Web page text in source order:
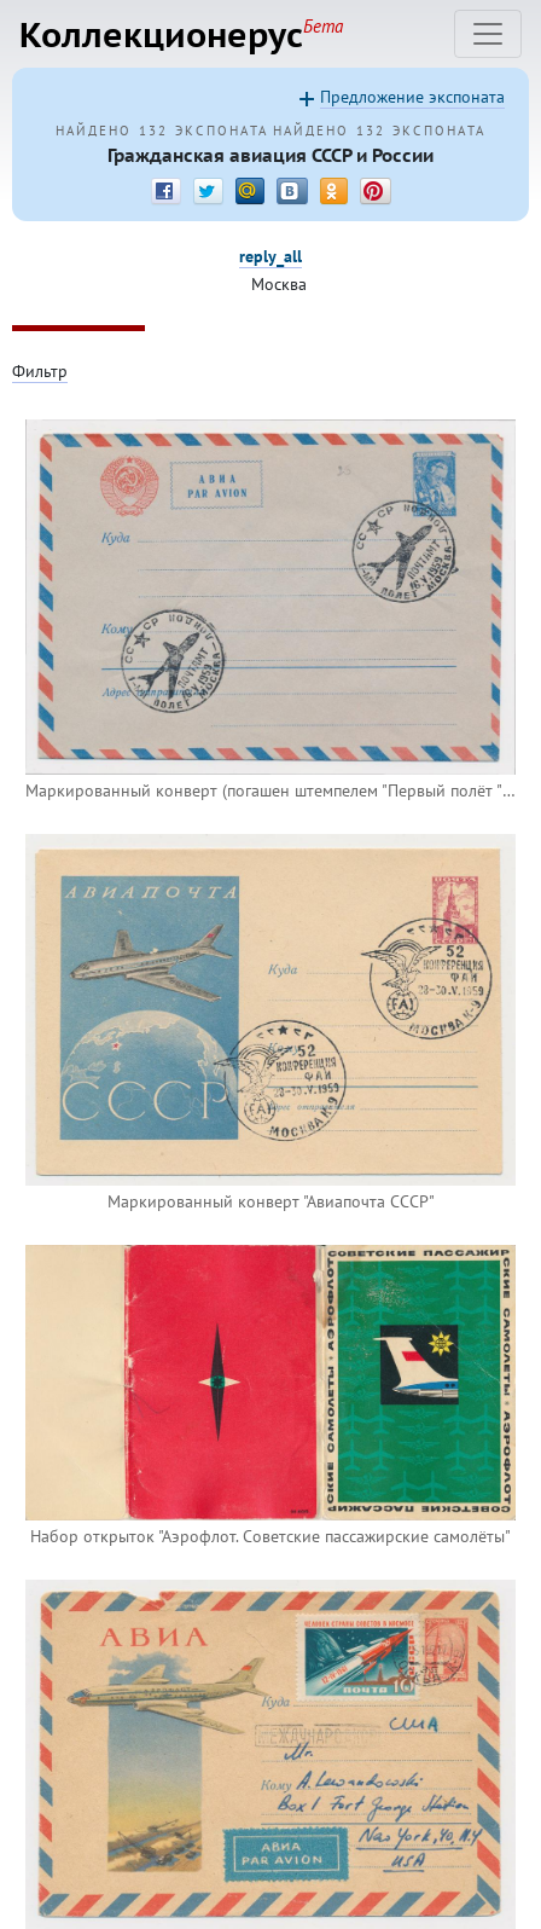
КоллекционерусБета
НАЙДЕНО 132 ЭКСПОНАТА НАЙДЕНО 132 ЭКСПОНАТА
Гражданская авиация СССР и России
Предложение экспоната
reply_all
Москва
Маркированный конверт (погашен штемпелем "Первый полёт "Москва-Лондон")
Маркированный конверт "Авиапочта СССР"
Набор открыток "Аэрофлот. Советские пассажирские самолёты"
Фильтр